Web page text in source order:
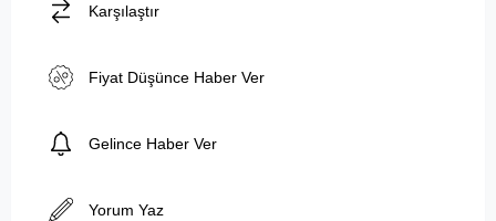
Karşılaştır
Fiyat Düşünce Haber Ver
Gelince Haber Ver
Yorum Yaz